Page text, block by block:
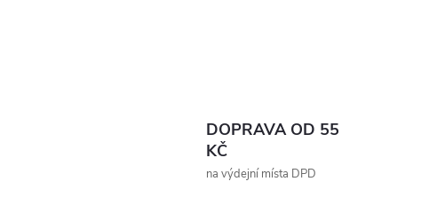
DOPRAVA OD 55
KČ
na výdejní místa DPD